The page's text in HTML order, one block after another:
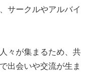
サークルやアルバイ
々が集まるため、共
出会いや交流が生ま